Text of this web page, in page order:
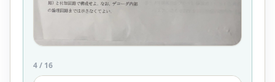
4/ 16